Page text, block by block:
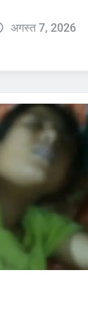
अगस्त 7, 2026